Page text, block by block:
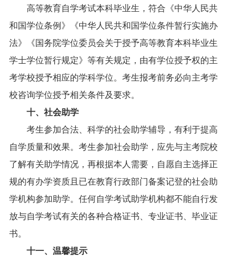
高等教育自学考试本科毕业生，符合《中华人民共
和国学位条例》《中华人民共和国学位条件暂行实施办
法》《国务院学位委员会关于授予高等教育本科毕业生
学士学位暂行规定》等有关规定，由有学位授予权的主
考学校授予相应的学科学位。考生报考前务必向主考学
校咨询学位授予相关条件及要求。
十、社会助学
考生参加合法、科学的社会助学辅导，有利于提高
自学质量和效果。考生参加社会助学，应先与主考院校
了解有关助学情况，再根据本人需要，自愿自主选择正
规的有办学资质且已在教育行政部门备案记登的社会助
学机构参加助学。任何自学考试助学机构都不能自行发
放与自学考试有关的各种合格证书、专业证书、毕业证
书。
十一、温馨提示